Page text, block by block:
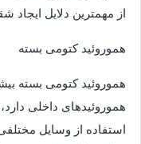
از مهمترین دلایل ایجاد
هموروئید کتومی بسته
هموروئید کتومی بسته
هموروئیدهای داخلی
استفاده از وسایل